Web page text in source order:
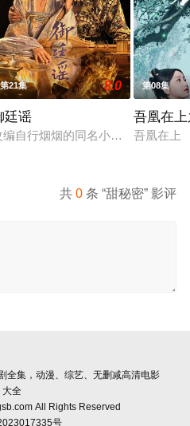
第21集 8.0
廷谣
编自行烟烟的同名小说。孟廷辉，
第08集
吾凰在
吾凰在上
共0 条 “甜秘密” 影评
全集，动漫、综艺、无删减高清电影
大全
All Rights Reserved
号